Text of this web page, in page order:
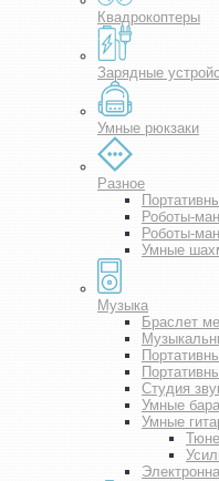
Квадрокоптеры
Зарядные
Умные рюкзаки
Разное
Роботы-
Роботы-
Умные
Музыка
Браслет
Студия
Умные
Умные